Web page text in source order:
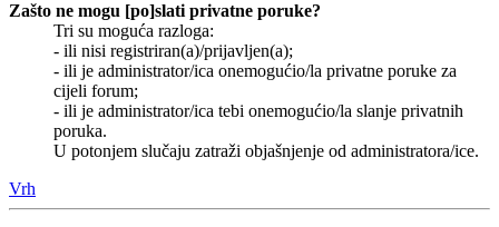
Zašto ne mogu [po]slati privatne poruke?
Tri su moguća razloga:
- ili nisi registriran(a)/prijavljen(a);
- ili je administrator/ica onemogućio/la privatne poruke za
cijeli forum;
- ili je administrator/ica tebi onemogućio/la slanje privatnih
poruka.
U potonjem slučaju zatraži objašnjenje od administratora/ice.
Vrh